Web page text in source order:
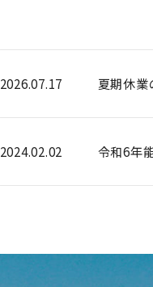
2026.07.17 夏期休業
2024.02.02 令和6年